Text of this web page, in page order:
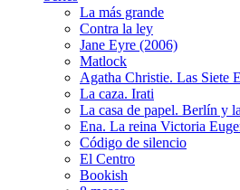
La más grande
Contra la ley
Jane Eyre (2006)
Matlock
Agatha Christie. Las Siete
La caza. Irati
La casa de papel. Berlín y
Ena. La reina Victoria
Código de silencio
El Centro
Bookish